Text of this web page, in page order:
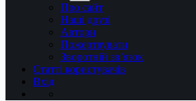
Про сайт
Наші друзі
Автори
Пожертвувати
Зворотній зв’язок
Статті користувачів
Вхід